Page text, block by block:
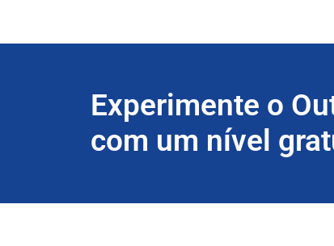
Experimente o
com um nível